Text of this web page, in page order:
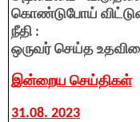
கொண்டுபோய்
நீதி :
ஒருவர் செய்த
இன்றைய செய்திகள்
31.08. 2023